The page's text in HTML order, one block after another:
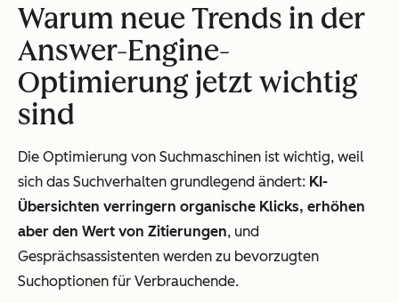
Warum neue Trends in der
Answer-Engine-
Optimierung jetzt wichtig
sind
Die Optimierung von Suchmaschinen ist wichtig, weil
sich das Suchverhalten grundlegend ändert: KI-
Übersichten verringern organische Klicks, erhöhen
aber den Wert von Zitierungen, und
Gesprächsassistenten werden zu bevorzugten
Suchoptionen für Verbrauchende.